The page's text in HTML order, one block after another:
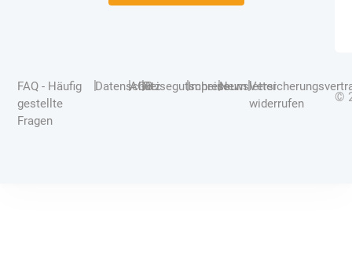
FAQ - Häufig
gestellte
Fragen
|Datenschutz
|AGB
|Reisegutscheine
|Impressum
|Newsletter
|
widerrufen
©